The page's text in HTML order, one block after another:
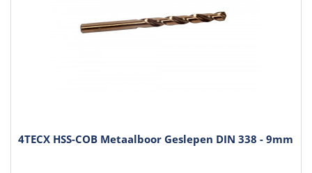
4TECX HSS-COB Metaalboor Geslepen DIN 338 - 9mm